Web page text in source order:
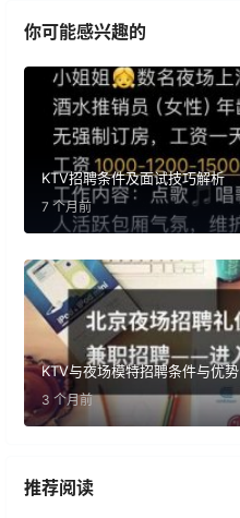
你可能感兴趣的
KTV招聘条件及面试技巧解析
7 个月前
KTV与夜场模特招聘条件与优势
3 个月前
推荐阅读